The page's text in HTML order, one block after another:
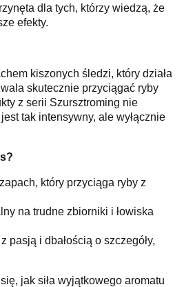
dla tych, którzy wiedzą, że
efekty.
kiszonych śledzi, który działa
skutecznie przyciągać ryby
z serii Szursztroming nie
tak intensywny, ale wyłącznie
który przyciąga ryby z
na trudne zbiorniki i łowiska
pasją i dbałością o szczegóły,
jak siła wyjątkowego aromatu